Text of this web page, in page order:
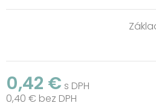
0,42 € s DPH
0,40 € bez DPH